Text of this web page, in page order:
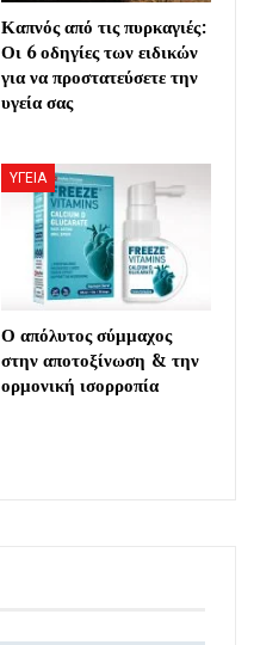
Καπνός από τις πυρκαγιές:
Οι 6 οδηγίες των ειδικών
για να προστατεύσετε την
υγεία σας
ΥΓΕΙΑ
Ο απόλυτος σύμμαχος
στην αποτοξίνωση & την
ορμονική ισορροπία